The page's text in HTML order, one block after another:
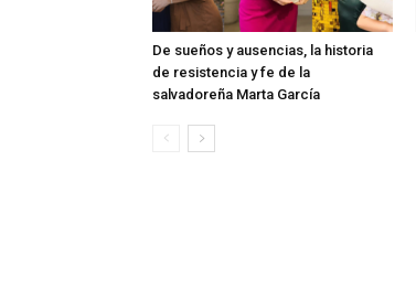
De sueños y ausencias, la historia
de resistencia y fe de la
salvadoreña Marta García